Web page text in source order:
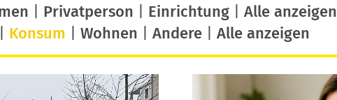
Privatperson Einrichtung| Alle anzeigen
Konsum Wohnen Andere Alle anzeigen